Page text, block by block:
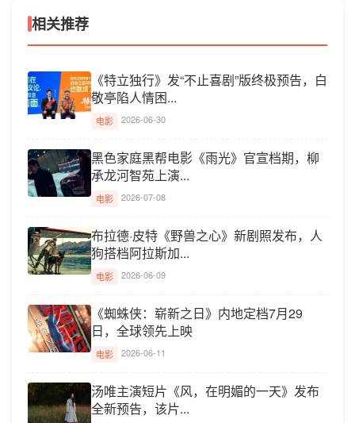
相关推荐
《特立独行》发“不止喜剧”版终极预告，白
敬亭陷人情困...
电影 2026-06-30
黑色家庭黑帮电影《雨光》官宣档期，柳
承龙河智苑上演...
电影 2026-07-08
布拉德·皮特《野兽之心》新剧照发布，人
狗搭档阿拉斯加...
电影 2026-06-09
《蜘蛛侠：崭新之日》内地定档7月29
日，全球领先上映
电影 2026-06-11
汤唯主演短片《风，在明媚的一天》发布
全新预告，该片...